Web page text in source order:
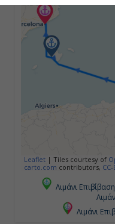
Leaflet | Tiles courtesy of
carto.com contributors,
Λιμάνι
Λιμάνι